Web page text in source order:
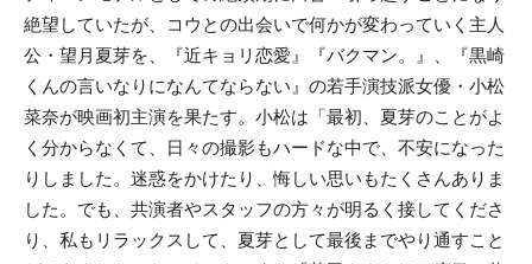
絶望していたが、コウとの出会いで何かが変わっていく主人
公・望月夏芽を、『近キョリ恋愛』『バクマン。』、『黒崎
くんの言いなりになんてならない』の若手演技派女優・小松
菜奈が映画初主演を果たす。小松は「最初、夏芽のことがよ
く分からなくて、日々の撮影もハードな中で、不安になった
りしました。迷惑をかけたり、悔しい思いもたくさんありま
した。でも、共演者やスタッフの方々が明るく接してくださ
り、私もリラックスして、夏芽として最後までやり通すこと